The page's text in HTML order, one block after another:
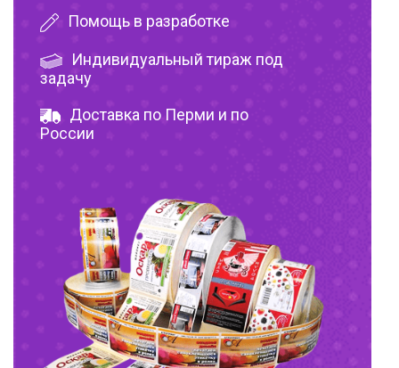
Помощь в разработке
Индивидуальный тираж под
задачу
Доставка по Перми и по
России